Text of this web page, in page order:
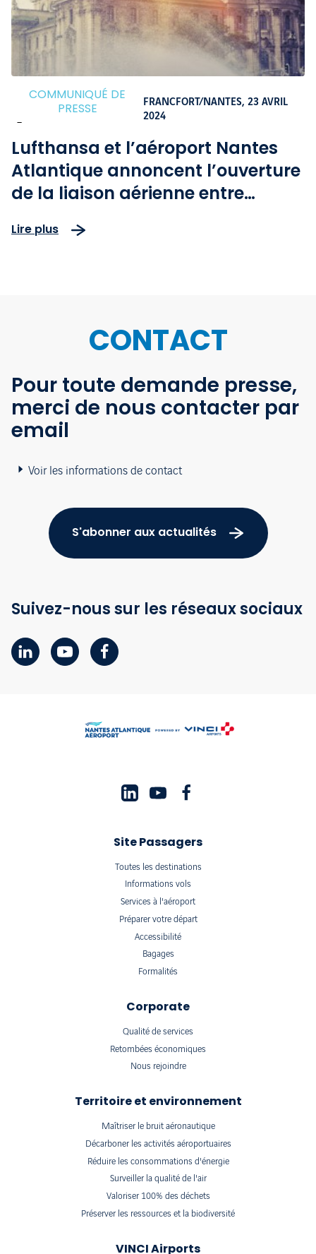
COMMUNIQUÉ DE
PRESSE
-
FRANCFORT/NANTES,23 AVRIL
2024
Lufthansa et l’aéroport Nantes
Atlantique annoncent l’ouverture
de la liaison aérienne entre
Lire plus
CONTACT
Pour toute demande presse,
merci de nous contacter par
email
Voir les informations de contact
S'abonner aux actualités
Suivez-nous sur les réseaux sociaux
Site Passagers
Toutes les destinations
Informations vols
Services à l'aéroport
Préparer votre départ
Accessibilité
Bagages
Formalités
Corporate
Qualité de services
Retombées économiques
Nous rejoindre
Territoire et environnement
Maîtriser le bruit aéronautique
Décarboner les activités aéroportuaires
Réduire les consommations d'énergie
Surveiller la qualité de l'air
Valoriser 100% des déchets
Préserver les ressources et la biodiversité
VINCI Airports